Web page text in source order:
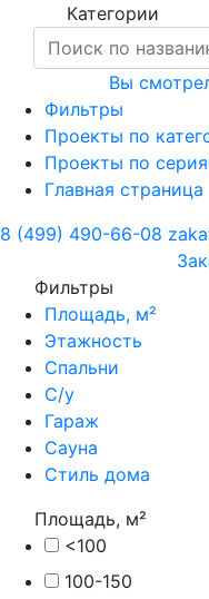
Категории
Вы
Фильтры
Проекты по
Проекты по
Главная страница
8 (499) 490-66-08
Фильтры
Площадь, м²
Этажность
Спальни
С/у
Гараж
Сауна
Стиль дома
Площадь, м²
<100
100-150